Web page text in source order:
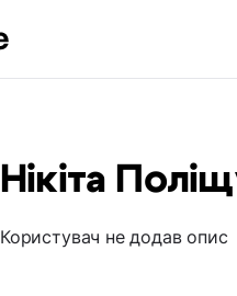
Нікіта
Користувач не додав опис